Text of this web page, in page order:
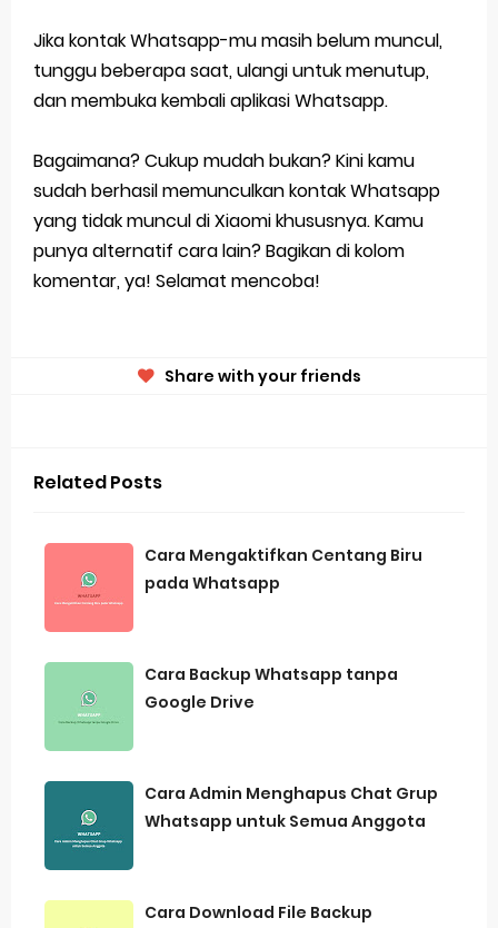
Jika kontak Whatsapp-mu masih belum muncul,
tunggu beberapa saat, ulangi untuk menutup,
dan membuka kembali aplikasi Whatsapp.
Bagaimana? Cukup mudah bukan? Kini kamu
sudah berhasil memunculkan kontak Whatsapp
yang tidak muncul di Xiaomi khususnya. Kamu
punya alternatif cara lain? Bagikan di kolom
komentar, ya! Selamat mencoba!
Share with your friends
Related Posts
Cara Mengaktifkan Centang Biru
pada Whatsapp
Cara Backup Whatsapp tanpa
Google Drive
Cara Admin Menghapus Chat Grup
Whatsapp untuk Semua Anggota
Cara Download File Backup